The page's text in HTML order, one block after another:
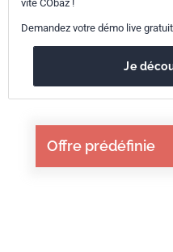
Offre prédéfinie
vite CObaz !
Demandez votre démo live
Je